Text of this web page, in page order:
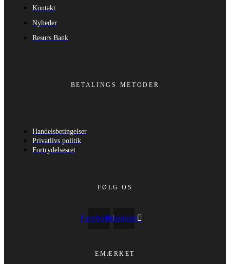
Kontakt
Nyheder
Resurs Bank
BETALINGS METODER
Handelsbetingelser
Privatlivs politik
Fortrydelsesret
FØLG OS
FacebookInstagram
EMÆRKET